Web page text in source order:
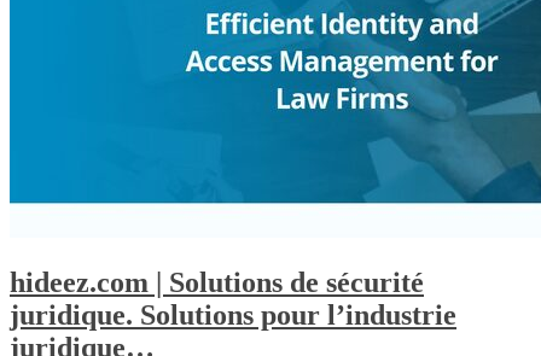
hideez.com | Solutions de sécurité
juridique. Solutions pour l’industrie
juridique…